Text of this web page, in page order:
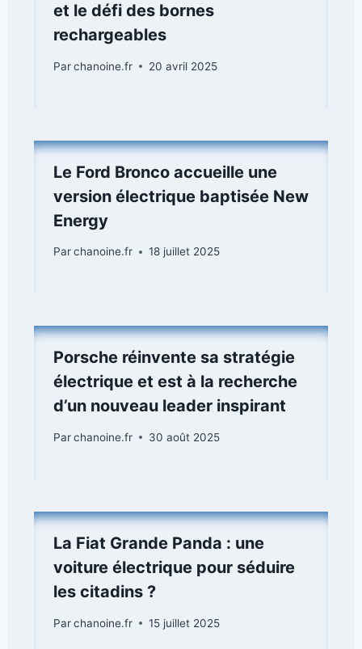
et le défi des bornes
rechargeables
Parchanoine.fr 20 avril 2025
Le Ford Bronco accueille une
version électrique baptisée New
Energy
Parchanoine.fr 18 juillet 2025
Porsche réinvente sa stratégie
électrique et est à la recherche
d’un nouveau leader inspirant
Parchanoine.fr 30 août 2025
La Fiat Grande Panda : une
voiture électrique pour séduire
les citadins ?
Parchanoine.fr 15 juillet 2025